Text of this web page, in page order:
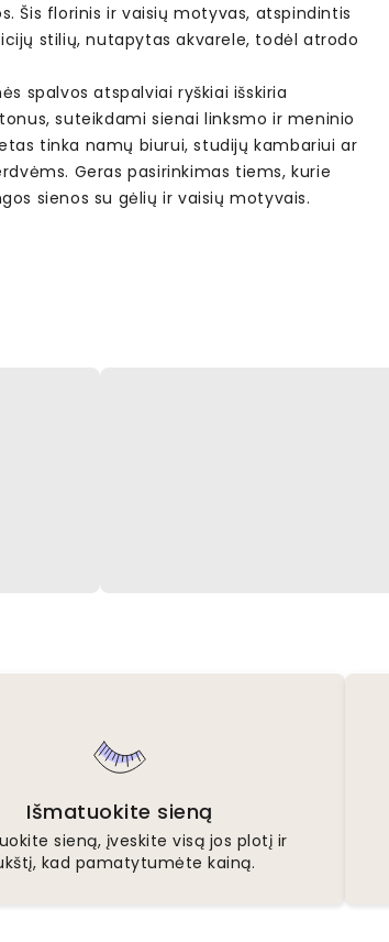
Šis florinis ir vaisių motyvas, atspindintis
stilių, nutapytas akvarele, todėl atrodo
spalvos atspalviai ryškiai išskiria
suteikdami sienai linksmo ir meninio
tinka namų biurui, studijų kambariui ar
Geras pasirinkimas tiems, kurie
sienos su gėlių ir vaisių motyvais.
Išmatuokite sieną
sieną, įveskite visą jos plotį ir
kad pamatytumėte kainą.